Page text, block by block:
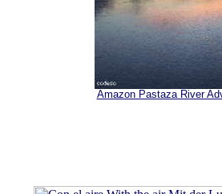
Amazon Pastaza River